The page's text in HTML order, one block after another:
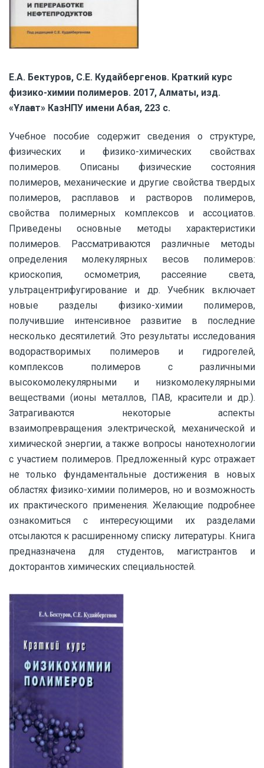
Е.А. Бектуров, С.Е. Кудайбергенов. Краткий курс
физико-химии полимеров. 2017, Алматы, изд.
«Ұлағат» КазНПУ имени Абая, 223 с.
Учебное пособие содержит сведения о структуре,
физических и физико-химических свойствах
полимеров. Описаны физические состояния
полимеров, механические и другие свойства твердых
полимеров, расплавов и растворов полимеров,
свойства полимерных комплексов и ассоциатов.
Приведены основные методы характеристики
полимеров. Рассматриваются различные методы
определения молекулярных весов полимеров:
криоскопия, осмометрия, рассеяние света,
ультрацентрифугирование и др. Учебник включает
новые разделы физико-химии полимеров,
получившие интенсивное развитие в последние
несколько десятилетий. Это результаты исследования
водорастворимых полимеров и гидрогелей,
комплексов полимеров с различными
высокомолекулярными и низкомолекулярными
веществами (ионы металлов, ПАВ, красители и др.).
Затрагиваются некоторые аспекты
взаимопревращения электрической, механической и
химической энергии, а также вопросы нанотехнологии
с участием полимеров. Предложенный курс отражает
не только фундаментальные достижения в новых
областях физико-химии полимеров, но и возможность
их практического применения. Желающие подробнее
ознакомиться с интересующими их разделами
отсылаются к расширенному списку литературы. Книга
предназначена для студентов, магистрантов и
докторантов химических специальностей.